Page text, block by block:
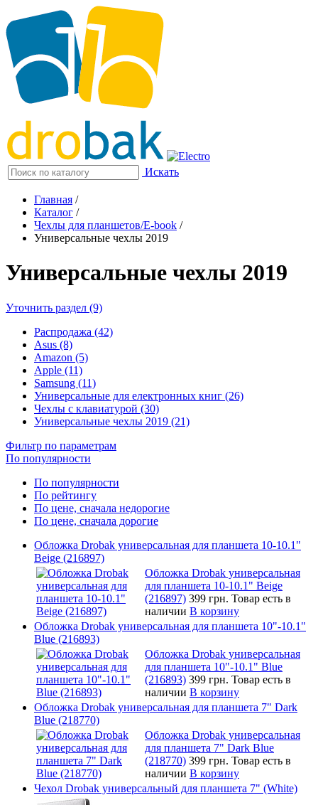
Искать
Главная /
Каталог /
Чехлы для планшетов/E-book /
Универсальные чехлы 2019
Универсальные чехлы 2019
Уточнить раздел (9)
Распродажа (42)
Asus (8)
Amazon (5)
Apple (11)
Samsung (11)
Универсальные для електронных книг (26)
Чехлы с клавиатурой (30)
Универсальные чехлы 2019 (21)
Фильтр по параметрам
По популярности
По популярности
По рейтингу
По цене, сначала недорогие
По цене, сначала дорогие
Обложка Drobak универсальная для планшета 10-10.1"
Beige (216897)
Обложка Drobak универсальная
для планшета 10-10.1" Beige
(216897) 399 грн. Товар есть в
наличии В корзину
Обложка Drobak универсальная для планшета 10"-10.1"
Blue (216893)
Обложка Drobak универсальная
для планшета 10"-10.1" Blue
(216893) 399 грн. Товар есть в
наличии В корзину
Обложка Drobak универсальная для планшета 7" Dark
Blue (218770)
Обложка Drobak универсальная
для планшета 7" Dark Blue
(218770) 399 грн. Товар есть в
наличии В корзину
Чехол Drobak универсальный для планшета 7" (White)